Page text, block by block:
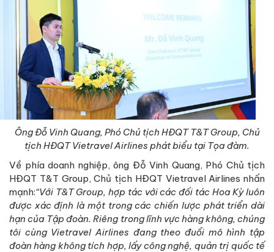
Ông Đỗ Vinh Quang, Phó Chủ tịch HĐQT T&T Group, Chủ
tịch HĐQT Vietravel Airlines phát biểu tại Tọa đàm.
Về phía doanh nghiệp, ông Đỗ Vinh Quang, Phó Chủ tịch
HĐQT T&T Group, Chủ tịch HĐQT Vietravel Airlines nhấn
mạnh:“Với T&T Group, hợp tác với các đối tác Hoa Kỳ luôn
được xác định là một trong các chiến lược phát triển dài
hạn của Tập đoàn. Riêng trong lĩnh vực hàng không, chúng
tôi cùng Vietravel Airlines đang theo đuổi mô hình tập
đoàn hàng không tích hợp, lấy công nghệ, quản trị quốc tế